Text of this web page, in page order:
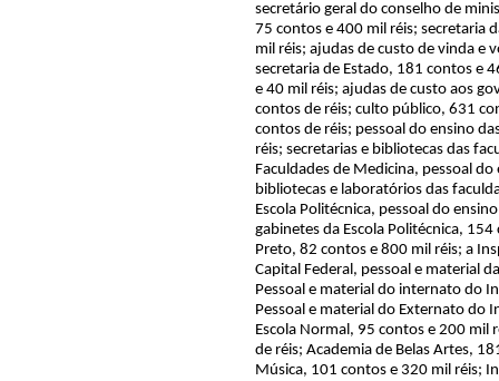
secretário geral do conselho de
75 contos e 400 mil réis; secretaria
mil réis; ajudas de custo de vinda e
secretaria de Estado, 181 contos e
e 40 mil réis; ajudas de custo aos
contos de réis; culto público, 631
contos de réis; pessoal do ensino
réis; secretarias e bibliotecas das
Faculdades de Medicina, pessoal
bibliotecas e laboratórios das
Escola Politécnica, pessoal do
gabinetes da Escola Politécnica,
Preto, 82 contos e 800 mil réis; a
Capital Federal, pessoal e material
Pessoal e material do internato do
Pessoal e material do Externato do
Escola Normal, 95 contos e 200 mil
de réis; Academia de Belas Artes,
Música, 101 contos e 320 mil réis;